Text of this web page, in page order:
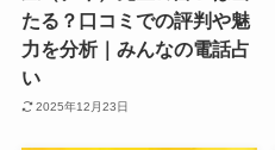
たる？口コミでの評判や魅
力を分析｜みんなの電話占
い
2025年12月23日